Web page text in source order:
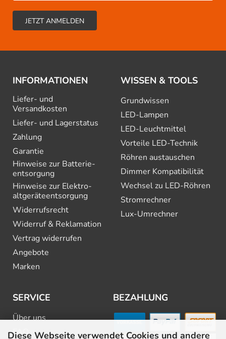
Diese Webseite verwendet Cookies und andere
INFORMATIONEN
Liefer- und
Versandkosten
Liefer- und Lagerstatus
Zahlung
Garantie
Hinweise zur Batterie­
entsorgung
Hinweise zur Elektro­
altgeräte­entsorgung
Widerrufsrecht
Widerruf & Reklamation
Vertrag widerrufen
Angebote
Marken
WISSEN & TOOLS
Grundwissen
LED-Lampen
LED-Leuchtmittel
Vorteile LED-Technik
Röhren austauschen
Dimmer Kompatibilität
Wechsel zu LED-Röhren
Stromrechner
Lux-Umrechner
SERVICE
Über uns
FAQ
BEZAHLUNG